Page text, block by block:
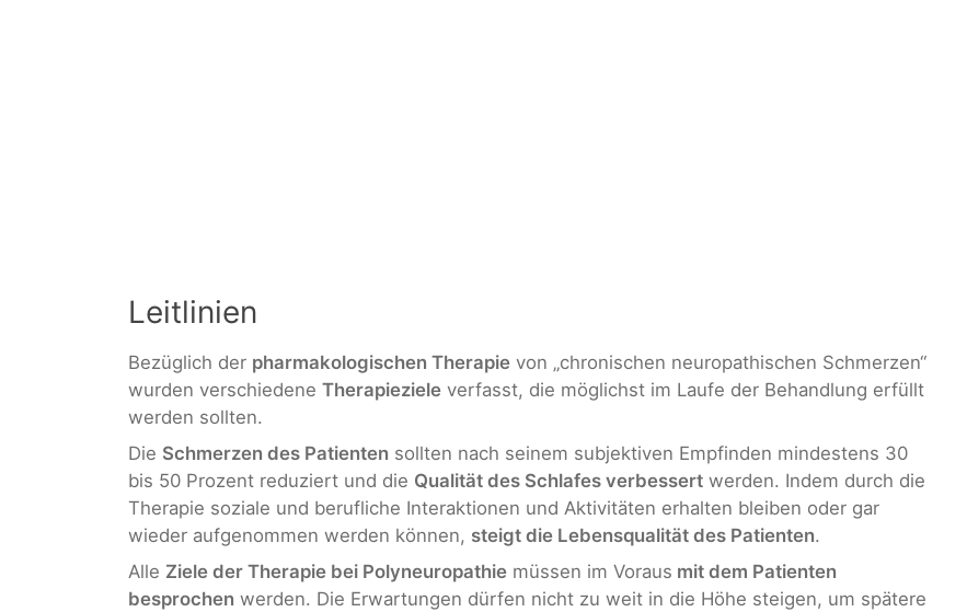
Leitlinien
Bezüglich der pharmakologischen Therapie von „chronischen neuropathischen Schmerzen“
wurden verschiedene Therapieziele verfasst, die möglichst im Laufe der Behandlung erfüllt
werden sollten.
Die Schmerzen des Patienten sollten nach seinem subjektiven Empfinden mindestens 30
bis 50 Prozent reduziert und die Qualität des Schlafes verbessert werden. Indem durch die
Therapie soziale und berufliche Interaktionen und Aktivitäten erhalten bleiben oder gar
wieder aufgenommen werden können, steigt die Lebensqualität des Patienten.
Alle Ziele der Therapie bei Polyneuropathie müssen im Voraus mit dem Patienten
besprochen werden. Die Erwartungen dürfen nicht zu weit in die Höhe steigen, um spätere